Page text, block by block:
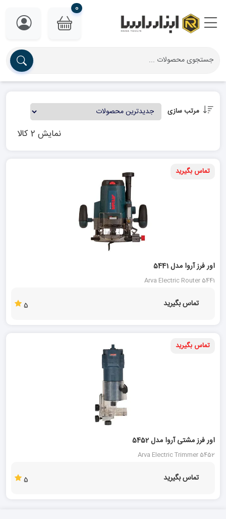
0
مرتب سازی
نمایش 2 کالا
تماس بگیرید
اور فرز آروا مدل 5441
Arva Electric Router 5441
تماس بگیرید 5
تماس بگیرید
اور فرز مشتی آروا مدل 5452
Arva Electric Trimmer 5452
تماس بگیرید 5